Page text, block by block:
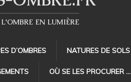
EN LUMIÈRE
D’OMBRES NATURES DE SOLS
OÙ SE LES PROCURER …